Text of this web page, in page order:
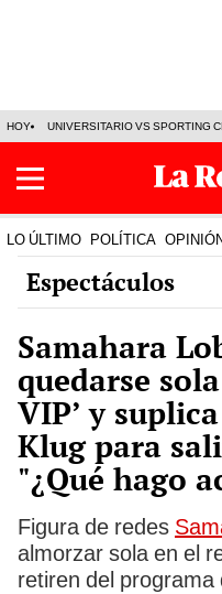
HOY UNIVERSITARIO VS SPORTING
LO ÚLTIMO POLÍTICA
Espectáculos
Samahara
quedarse
VIP’ y
Klug para
"¿Qué hago
Figura de redes
almorzar sola en el
retiren del programa